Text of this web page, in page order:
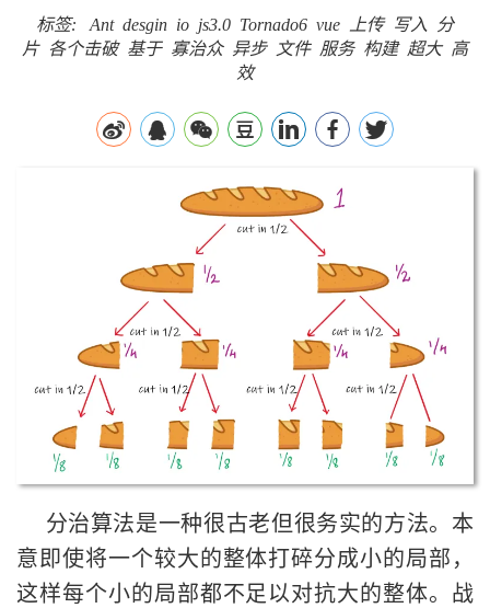
标签: Ant desgin io js3.0 Tornado6 vue 上传 写入
分
片 各个击破 基于 寡治众 异步 文件 服务 构建 超大 高
效
分治算法是一种很古老但很务实的方法。本
意即使将一个较大的整体打碎分成小的局部，
这样每个小的局部都不足以对抗大的整体。战